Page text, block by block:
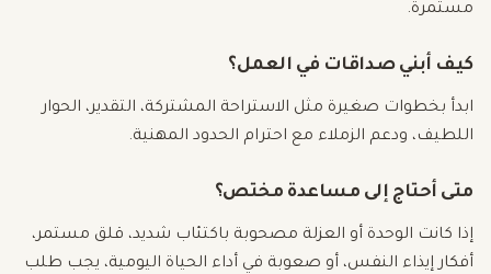
مستمرة.
كيف أبني صداقات في العمل؟
ابدأ بخطوات صغيرة مثل الاستراحة المشتركة، التقدير، الحوار
اللطيف، ودعم الزملاء مع احترام الحدود المهنية.
متى أحتاج إلى مساعدة مختص؟
إذا كانت الوحدة أو العزلة مصحوبة باكتئاب شديد، قلق مستمر،
أفكار إيذاء النفس، أو صعوبة في أداء الحياة اليومية، يجب طلب